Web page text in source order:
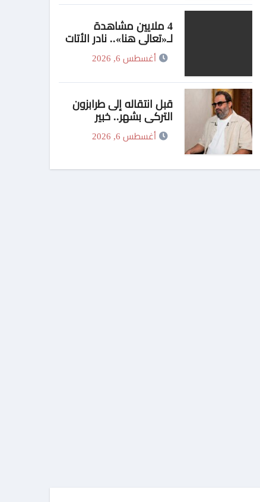
4 ملايين مشاهدة
لـ«تعالي هنا».. نادر الأتات
يواصل نجاحه باللهجة
المصرية
أغسطس 6, 2026
قبل انتقاله إلى طرابزون
التركي بشهر.. خبير
التوقعات يتوقع انتقال
محمد صلاح إلى تركيا
أغسطس 6, 2026